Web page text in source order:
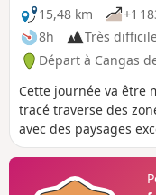
15,48 km
+1
8h
Très
Départ à Cangas
Cette journée va être
tracé traverse des
avec des paysages
verrez des troupeaux
gypaètes barbus. Du